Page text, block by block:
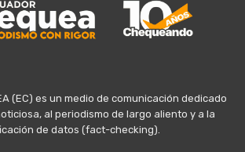
(EC) es un medio de comunicación dedicado
al periodismo de largo aliento y a la
de datos (fact-checking).